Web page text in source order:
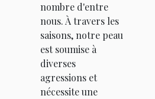
nombre d'entre
nous. À travers les
saisons, notre peau
est soumise à
diverses
agressions et
nécessite une